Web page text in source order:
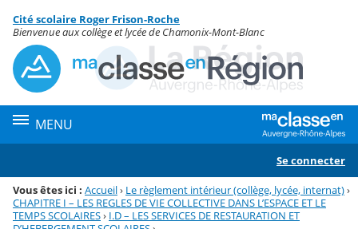
Menu de la rubrique
Contenu
Cité scolaire Roger Frison-Roche
Bienvenue aux collège et lycée de Chamonix-Mont-Blanc
MENU
Se connecter
Vous êtes ici : Accueil› Le règlement intérieur (collège, lycée, internat)›
CHAPITRE I – LES REGLES DE VIE COLLECTIVE DANS L’ESPACE ET LE
TEMPS SCOLAIRES› I.D – LES SERVICES DE RESTAURATION ET